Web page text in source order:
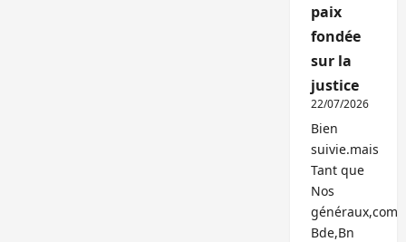
paix
fondée
sur la
justice
22/07/2026
Bien
suivie.mais
Tant que
Nos
généraux,com
Bde,Bn